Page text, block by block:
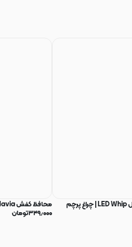
میل پرچم LED موتور RGB مدل LED Whip | چراغ پرچم
محافظ کفش Todavia
۳۴۹٫۰۰۰تومان